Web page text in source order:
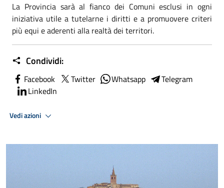
La Provincia sarà al fianco dei Comuni esclusi in ogni
iniziativa utile a tutelarne i diritti e a promuovere criteri
più equi e aderenti alla realtà dei territori.
Condividi:
Facebook Twitter Whatsapp
Telegram
LinkedIn
Vedi azioni